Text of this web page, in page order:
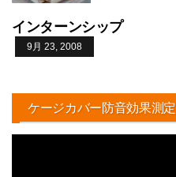
インターンシップ
9月 23, 2008
ケージカバー防音効果測定